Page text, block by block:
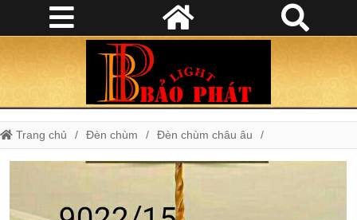
Trang chủ Đèn chùm Đèn chùm châu âu
Đèn chùm châu Âu C9022/15